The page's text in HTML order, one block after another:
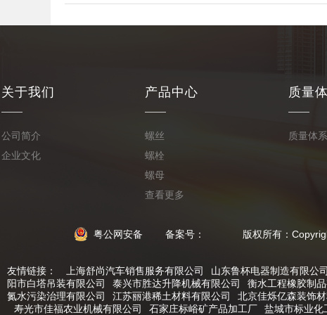
关于我们
公司简介
企业文化
产品中心
螺丝
螺栓
螺母
查看更多
质量
质量体系
粤公网安备 备案号： 版权所有：Copyright ©
友情链接： 上海舒尚汽车销售服务有限公司 山东鲁杯电器制造有限公司
阳市白塔吊装有限公司
泰兴市胜达升降机械有限公司 衡水工程橡胶制
氮水污染治理有限公司
江苏丽港稀土材料有限公司 北京佳烁亿森装饰
寿光市佳福农业机械有限公司
石家庄标峪矿产品加工厂 盐城市标业化